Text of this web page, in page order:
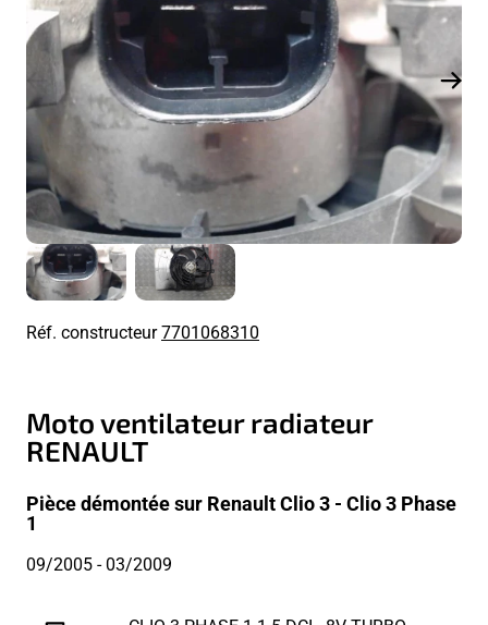
Réf. constructeur7701068310
Moto ventilateur radiateur
RENAULT
Pièce démontée sur Renault Clio 3 - Clio 3 Phase
1
09/2005- 03/2009